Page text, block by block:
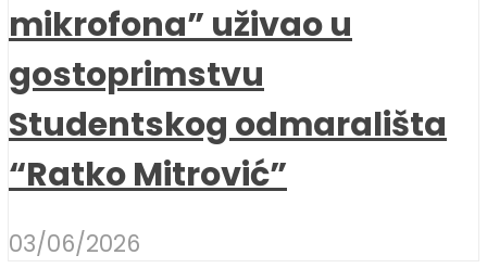
mikrofona” uživao u
gostoprimstvu
Studentskog odmarališta
“Ratko Mitrović”
03/06/2026